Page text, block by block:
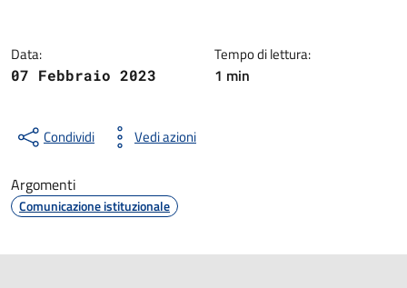
Data:
07 Febbraio 2023
Tempo di lettura:
1 min
Condividi Vedi azioni
Argomenti
Comunicazione istituzionale